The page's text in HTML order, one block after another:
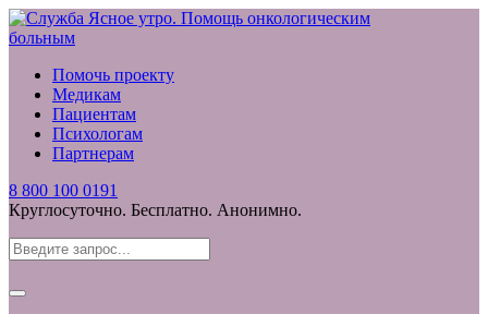
Помочь проекту
Медикам
Пациентам
Психологам
Партнерам
8 800 100 0191
Круглосуточно. Бесплатно. Анонимно.